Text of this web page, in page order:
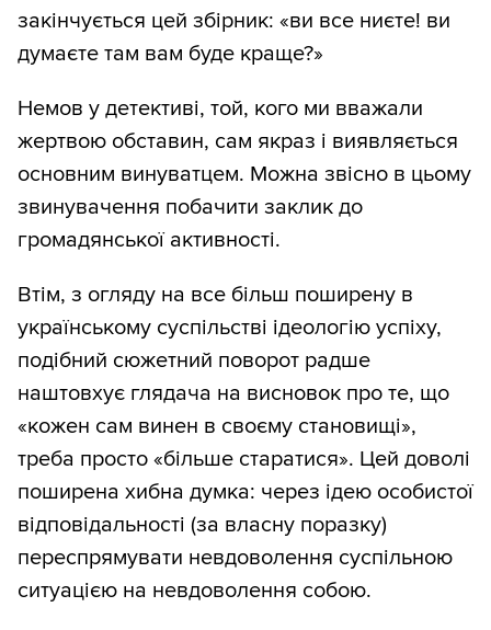
закінчується цей збірник: «ви все ниєте! ви
думаєте там вам буде краще?»
Немов у детективі, той, кого ми вважали
жертвою обставин, сам якраз і виявляється
основним винуватцем. Можна звісно в цьому
звинувачення побачити заклик до
громадянської активності.
Втім, з огляду на все більш поширену в
українському суспільстві ідеологію успіху,
подібний сюжетний поворот радше
наштовхує глядача на висновок про те, що
«кожен сам винен в своєму становищі»,
треба просто «більше старатися». Цей доволі
поширена хибна думка: через ідею особистої
відповідальності (за власну поразку)
переспрямувати невдоволення суспільною
ситуацією на невдоволення собою.